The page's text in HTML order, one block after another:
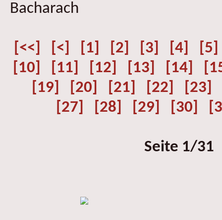
Bacharach
[<<] [<] [1] [2] [3] [4]
[5]
[10]
[11] [12] [13] [14]
[19]
[20] [21] [22]
[23]
[27]
[28] [29] [30]
Seite 1/31